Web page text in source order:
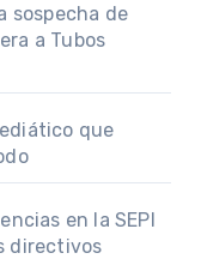
sospecha de
a Tubos
que
en la SEPI
directivos